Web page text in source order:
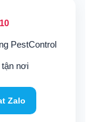
PestControl
tận nơi
Zalo